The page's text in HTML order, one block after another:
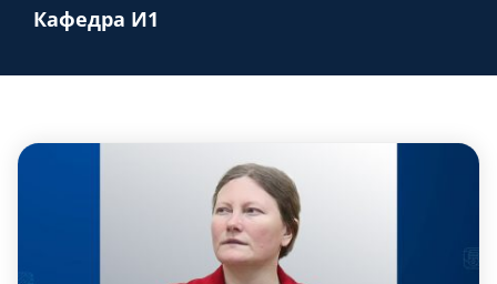
Преподавателям
Слушателям
Кафедра И1